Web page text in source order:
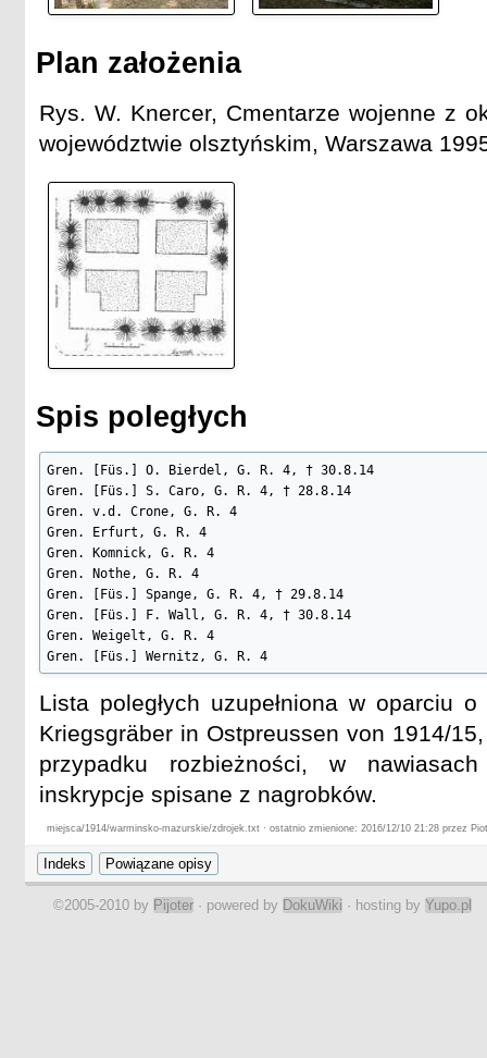
Plan założenia
Rys. W. Knercer, Cmentarze wojenne z
województwie olsztyńskim, Warszawa
Spis poległych
Gren. [Füs.] O. Bierdel, G. R. 4, † 30.8.14
Gren. [Füs.] S. Caro, G. R. 4, † 28.8.14
Gren. v.d. Crone, G. R. 4
Gren. Erfurt, G. R. 4
Gren. Komnick, G. R. 4
Gren. Nothe, G. R. 4
Gren. [Füs.] Spange, G. R. 4, † 29.8.14
Gren. [Füs.] F. Wall, G. R. 4, † 30.8.14
Gren. Weigelt, G. R. 4
Gren. [Füs.] Wernitz, G. R. 4
Lista poległych uzupełniona w oparciu
Kriegsgräber in Ostpreussen von 1914/
przypadku rozbieżności, w
inskrypcje spisane z nagrobków.
miejsca/1914/warminsko-mazurskie/zdrojek.txt · ostatnio zmienione: 2016/12/10 21:28 przez
©2005-2010 by Pijoter · powered by DokuWiki · hosting by Yupo.pl